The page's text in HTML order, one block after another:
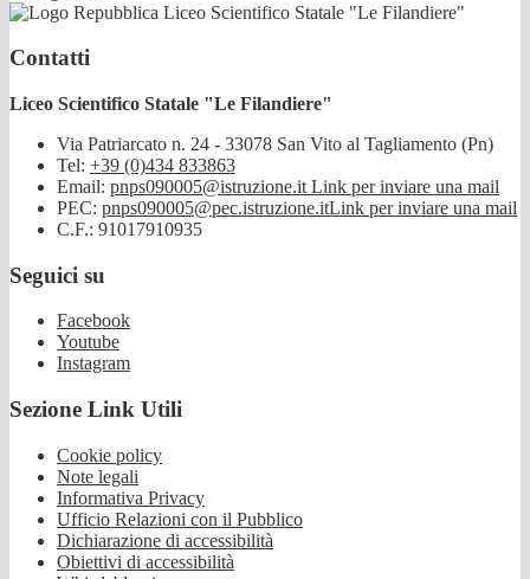
Liceo Scientifico Statale "Le Filandiere"
Contatti
Liceo Scientifico Statale "Le Filandiere"
Via Patriarcato n. 24 - 33078 San Vito al Tagliamento (Pn)
Tel: +39 (0)434 833863
Email: pnps090005@istruzione.it Link per inviare una mail
PEC: pnps090005@pec.istruzione.itLink per inviare una mail
C.F.: 91017910935
Seguici su
Facebook
Youtube
Instagram
Sezione Link Utili
Cookie policy
Note legali
Informativa Privacy
Ufficio Relazioni con il Pubblico
Dichiarazione di accessibilità
Obiettivi di accessibilità